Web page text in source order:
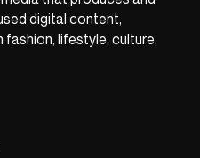
digital content,
lifestyle, culture,